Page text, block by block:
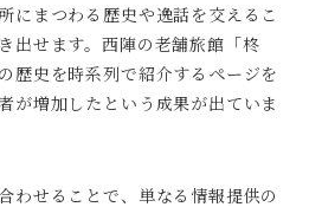
にまつわる歴史や逸話を交えるこ
出せます。西陣の老舗旅館「柊
歴史を時系列で紹介するページを
が増加したという成果が出ていま
わせることで、単なる情報提供の